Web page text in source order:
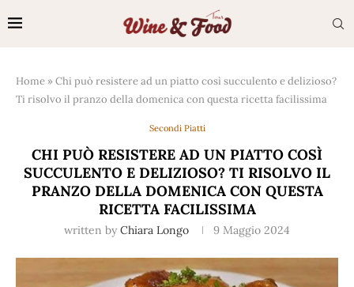
Home »Chi può resistere ad un piatto così succulento e delizioso?
Ti risolvo il pranzo della domenica con questa ricetta facilissima
Secondi Piatti
CHI PUÒ RESISTERE AD UN PIATTO COSÌ
SUCCULENTO E DELIZIOSO? TI RISOLVO IL
PRANZO DELLA DOMENICA CON QUESTA
RICETTA FACILISSIMA
written by Chiara Longo 9 Maggio 2024